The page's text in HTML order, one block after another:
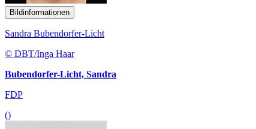
Bildinformationen
Sandra Bubendorfer-Licht
© DBT/Inga Haar
Bubendorfer-Licht, Sandra
FDP
()